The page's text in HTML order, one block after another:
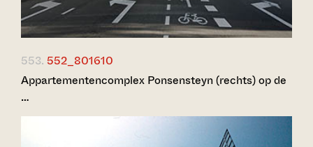
553. 552_801610
Appartementencomplex Ponsensteyn (rechts) op de
…